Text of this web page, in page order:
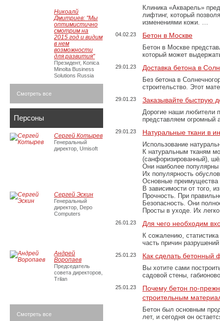
Клиника «Акварель»
лифтинг, который
изменениями кожи. …
04.02.23 Бетон в Москве
Бетон в Москве
который может
29.01.23 Доставка бетона в
Без бетона в
строительство. Этот
29.01.23 Заказывайте быструю
Дорогие наши любители
представляем огромный
29.01.23 Натуральные ткани в
Использование
К натуральным тканям
(санфоризированный),
Они наиболее популярны
Их популярность
Основные преимущества
В зависимости от того,
Прочность. При
Безопасность. Они
Просты в уходе. Их
26.01.23 Для чего необходим
К сожалению,
часть причин
25.01.23 Как сделать бетонный
Вы хотите сами
садовой стены,
25.01.23
Почему бетон по-
строительным
Бетон был основным
лет, и сегодня он
Никоалй
Дмитриев: "Мы
оптимистично
смотрим на
2015 год и видим
в нем
возможности
для развития"
Президент, Konica
Minolta Business
Solutions Russia
Смотреть все
Персоны
Сергей Котырев
Генеральный
директор, Umisoft
Сергей Эскин
Генеральный
директор, Depo
Computers
Андрей
Воропаев
Председатель
совета директоров,
Trilan
Смотреть все